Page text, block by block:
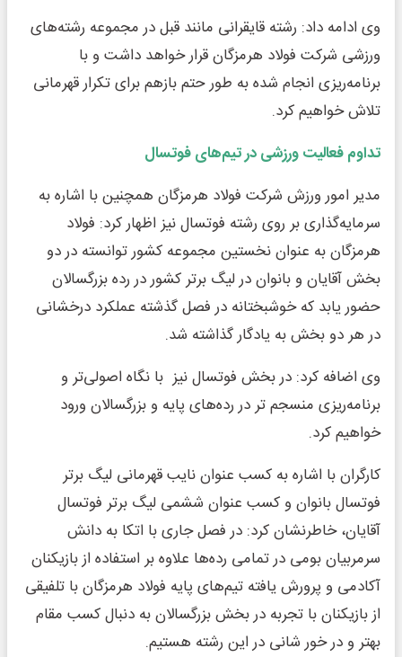
وی ادامه داد: رشته قایقرانی مانند قبل در مجموعه رشته‌های
ورزشی شرکت فولاد هرمزگان قرار خواهد داشت و با
برنامه‌ریزی انجام شده به طور حتم بازهم برای تکرار قهرمانی
تلاش خواهیم کرد.
تداوم فعالیت ورزشی در تیم‌های فوتسال
مدیر امور ورزش شرکت فولاد هرمزگان همچنین با اشاره به
سرمایه‌گذاری بر روی رشته فوتسال نیز اظهار کرد: فولاد
هرمزگان به عنوان نخستین مجموعه کشور توانسته در دو
بخش آقایان و بانوان در لیگ برتر کشور در رده بزرگسالان
حضور یابد که خوشبختانه در فصل گذشته عملکرد درخشانی
در هر دو بخش به یادگار گذاشته شد.
وی اضافه کرد: در بخش فوتسال نیز با نگاه اصولی‌تر و
برنامه‌ریزی منسجم تر در رده‌های پایه و بزرگسالان ورود
خواهیم کرد.
کارگران با اشاره به کسب عنوان نایب قهرمانی لیگ برتر
فوتسال بانوان و کسب عنوان ششمی لیگ برتر فوتسال
آقایان، خاطرنشان کرد: در فصل جاری با اتکا به دانش
سرمربیان بومی در تمامی رده‌ها علاوه بر استفاده از بازیکنان
آکادمی و پرورش یافته تیم‌های پایه فولاد هرمزگان با تلفیقی
از بازیکنان با تجربه در بخش بزرگسالان به دنبال کسب مقام
بهتر و در خور شانی در این رشته هستیم.